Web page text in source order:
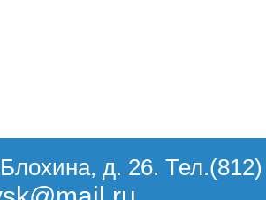
д. 26.